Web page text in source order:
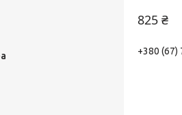
825 ₴
+380 (67)